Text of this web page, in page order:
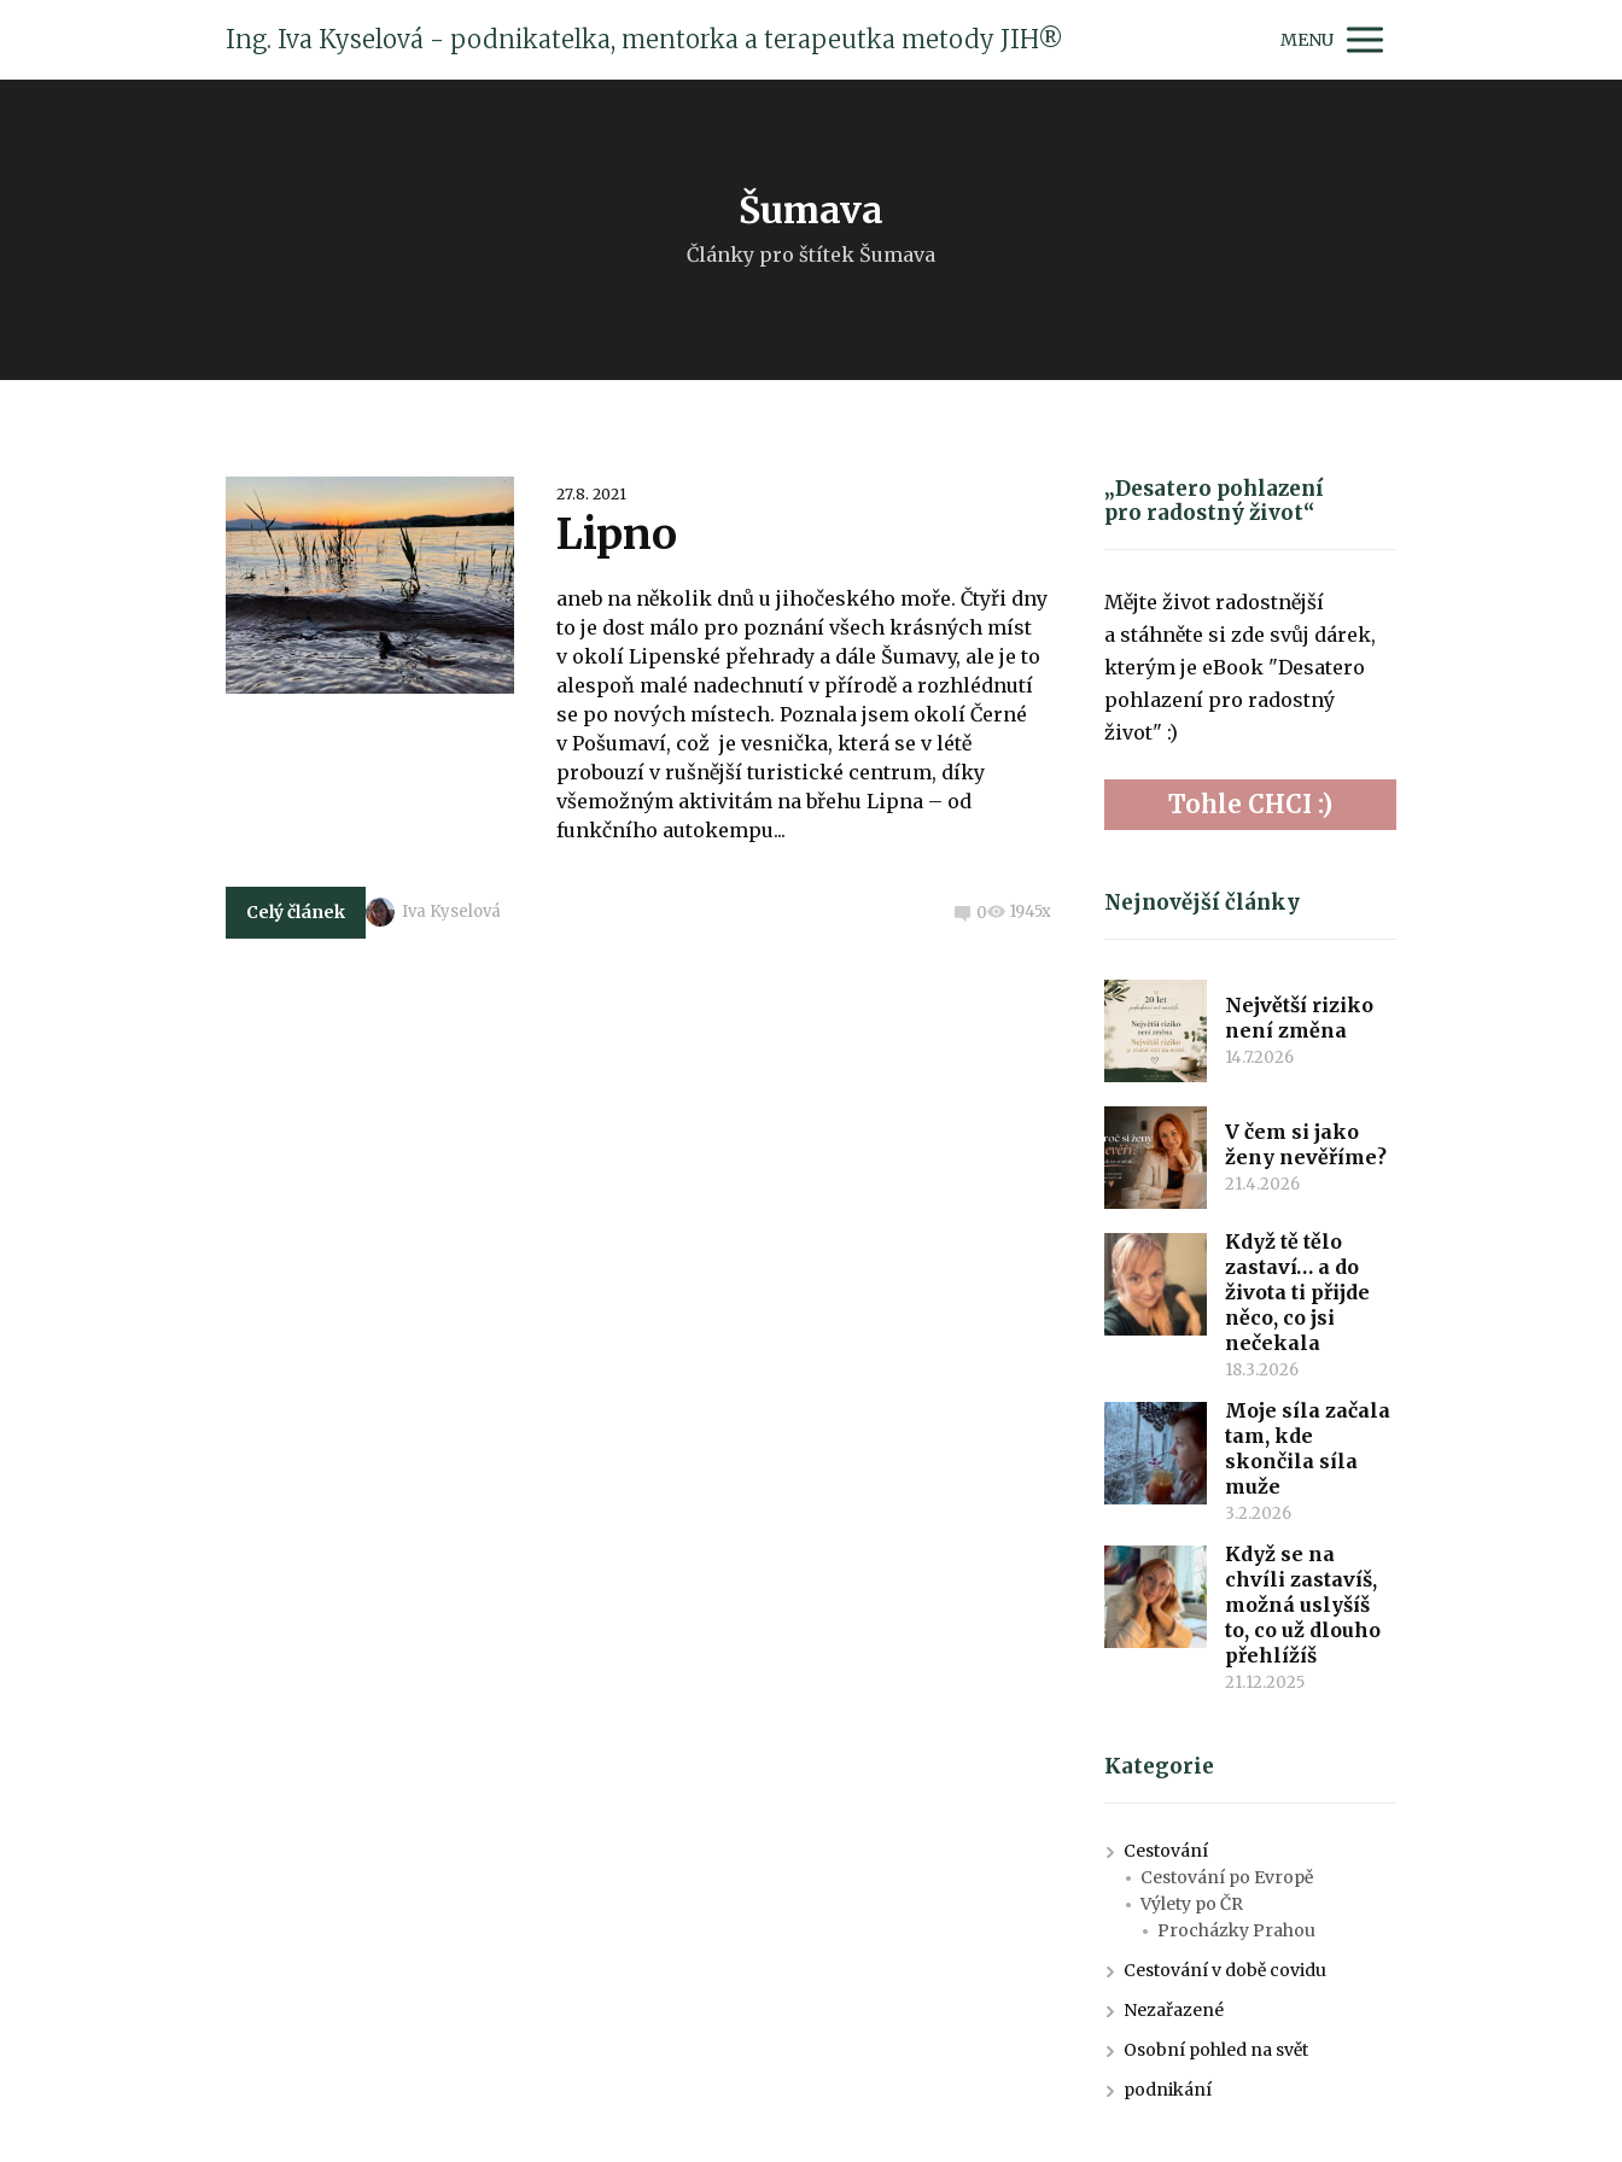
Ing. Iva Kyselová - podnikatelka, mentorka a terapeutka metody JIH® MENU
Šumava
Články pro štítek Šumava
27.8. 2021
Lipno
aneb na několik dnů u jihočeského moře. Čtyři dny
to je dost málo pro poznání všech krásných míst
v okolí Lipenské přehrady a dále Šumavy, ale je to
alespoň malé nadechnutí v přírodě a rozhlédnutí
se po nových místech. Poznala jsem okolí Černé
v Pošumaví, což je vesnička, která se v létě
probouzí v rušnější turistické centrum, díky
všemožným aktivitám na břehu Lipna – od
funkčního autokempu...
Celý článek Iva Kyselová 0 1945x
„Desatero pohlazení
pro radostný život“
Mějte život radostnější
a stáhněte si zde svůj dárek,
kterým je eBook "Desatero
pohlazení pro radostný
život" :)
Tohle CHCI :)
Nejnovější články
Největší riziko
není změna
14.7.2026
V čem si jako
ženy nevěříme?
21.4.2026
Když tě tělo
zastaví… a do
života ti přijde
něco, co jsi
nečekala
18.3.2026
Moje síla začala
tam, kde
skončila síla
muže
3.2.2026
Když se na
chvíli zastavíš,
možná uslyšíš
to, co už dlouho
přehlížíš
21.12.2025
Kategorie
Cestování
Cestování po Evropě
Výlety po ČR
Procházky Prahou
Cestování v době covidu
Nezařazené
Osobní pohled na svět
podnikání